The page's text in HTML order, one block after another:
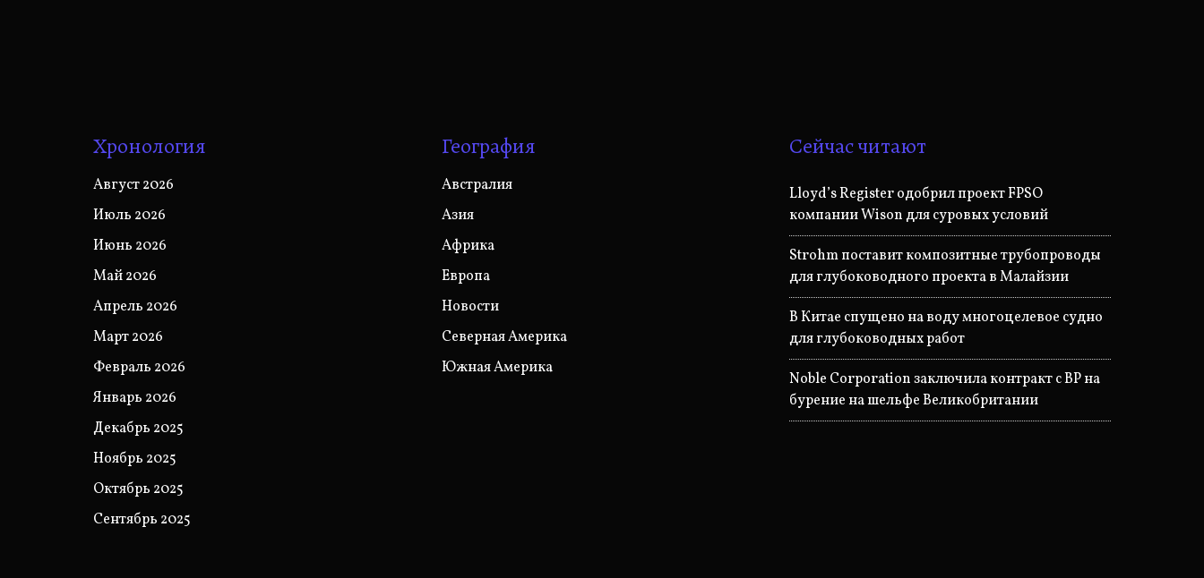
Хронология
Август 2026
Июль 2026
Июнь 2026
Май 2026
Апрель 2026
Март 2026
Февраль 2026
Январь 2026
Декабрь 2025
Ноябрь 2025
Октябрь 2025
Сентябрь 2025
География
Австралия
Азия
Африка
Европа
Новости
Северная Америка
Южная Америка
Сейчас читают
Lloyd’s Register одобрил проект FPSO
компании Wison для суровых условий
Strohm поставит композитные трубопроводы
для глубоководного проекта в Малайзии
В Китае спущено на воду многоцелевое судно
для глубоководных работ
Noble Corporation заключила контракт с BP на
бурение на шельфе Великобритании